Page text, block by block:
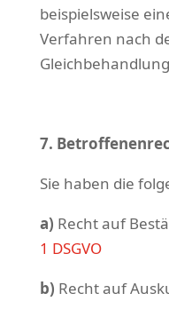
beispielsweise
Verfahren nach
7.
Sie haben die
a) Recht auf
1 DSGVO
b) Recht auf